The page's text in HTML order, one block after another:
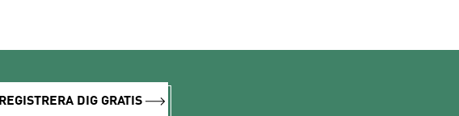
REGISTRERA DIG GRATIS